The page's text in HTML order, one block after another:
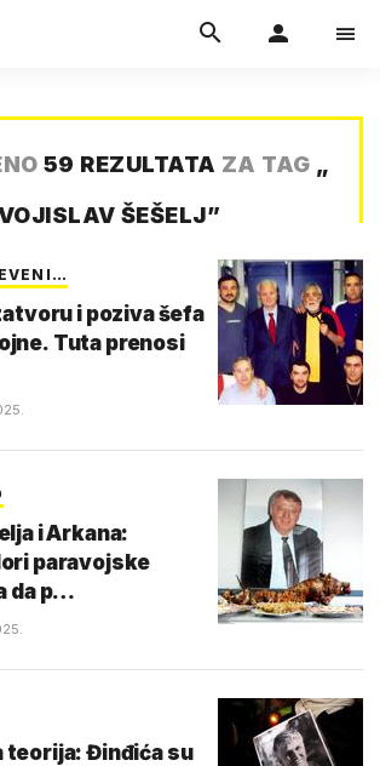
59 REZULTATA ZA TAG „
ŠEŠELJ”
i poziva šefa
Tuta prenosi
i Arkana:
paravojske
da p…
teorija: Đinđića su